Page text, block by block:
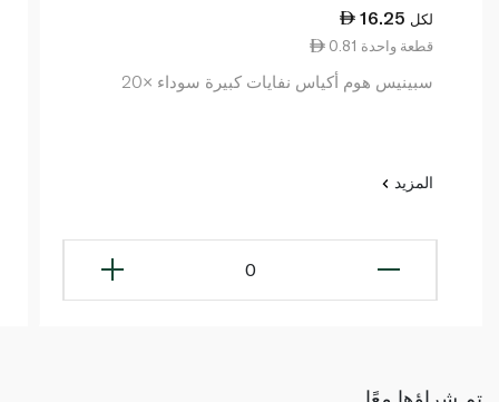
16.25 لكل
0.81 قطعة واحدة
سبينيس هوم أكياس نفايات كبيرة سوداء ×20
المزيد
0
تم شراؤها معًا